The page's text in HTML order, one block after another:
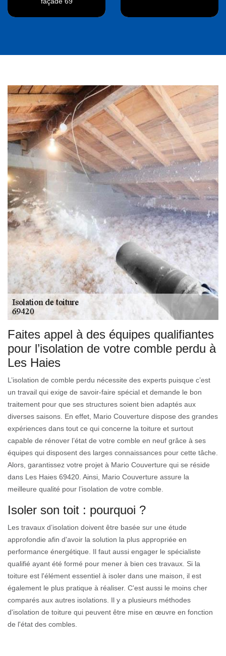
Faites appel à des équipes qualifiantes
pour l’isolation de votre comble perdu à
Les Haies
L’isolation de comble perdu nécessite des experts puisque c’est
un travail qui exige de savoir-faire spécial et demande le bon
traitement pour que ses structures soient bien adaptés aux
diverses saisons. En effet, Mario Couverture dispose des grandes
expériences dans tout ce qui concerne la toiture et surtout
capable de rénover l’état de votre comble en neuf grâce à ses
équipes qui disposent des larges connaissances pour cette tâche.
Alors, garantissez votre projet à Mario Couverture qui se réside
dans Les Haies 69420. Ainsi, Mario Couverture assure la
meilleure qualité pour l’isolation de votre comble.
Isoler son toit : pourquoi ?
Les travaux d’isolation doivent être basée sur une étude
approfondie afin d'avoir la solution la plus appropriée en
performance énergétique. Il faut aussi engager le spécialiste
qualifié ayant été formé pour mener à bien ces travaux. Si la
toiture est l'élément essentiel à isoler dans une maison, il est
également le plus pratique à réaliser. C'est aussi le moins cher
comparés aux autres isolations. Il y a plusieurs méthodes
d'isolation de toiture qui peuvent être mise en œuvre en fonction
de l'état des combles.